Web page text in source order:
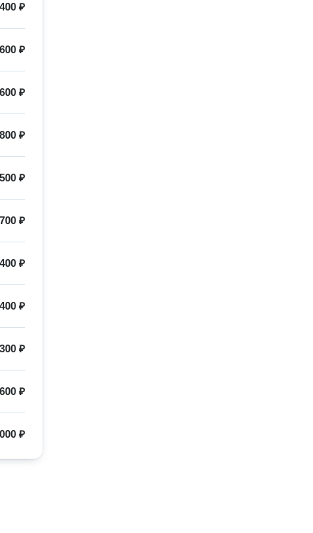
400 ₽
600 ₽
600 ₽
800 ₽
₽
₽
400 ₽
400 ₽
₽
600 ₽
₽